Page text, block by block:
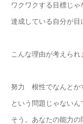
ワクワクする目標じゃ
達成している自分が目
こんな理由が考えられ
努力 根性でなんとか
という問題じゃないん
そう。あなたの能力の